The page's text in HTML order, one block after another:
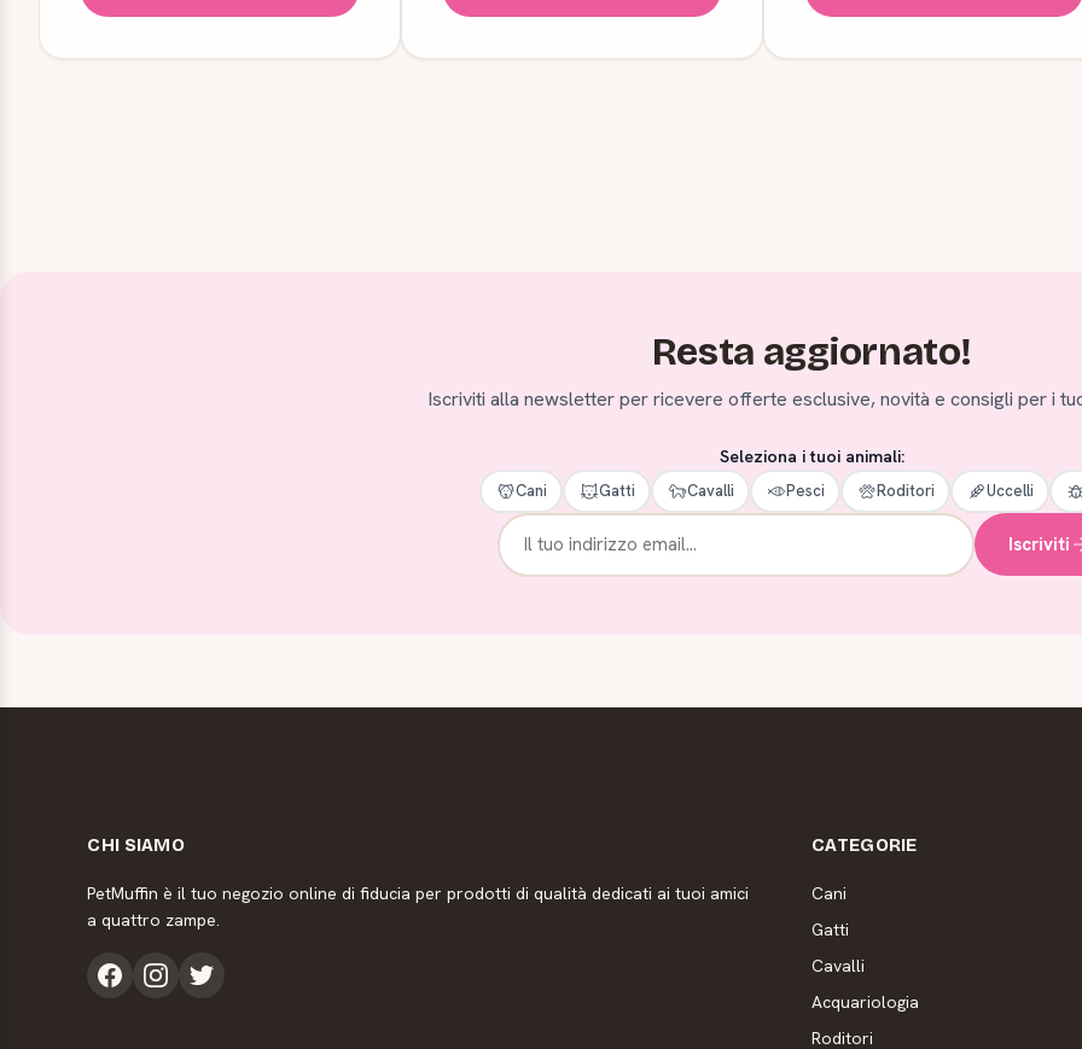
Resta aggiornato!
Iscriviti alla newsletter per ricevere offerte esclusive, novità e consigli per i
Seleziona i tuoi animali:
Cani Gatti Cavalli Pesci Roditori Uccelli
Iscriviti
CHI SIAMO
PetMuffin è il tuo negozio online di fiducia per prodotti di qualità dedicati ai tuoi amici
a quattro zampe.
CATEGORIE
Cani
Gatti
Cavalli
Acquariologia
Roditori